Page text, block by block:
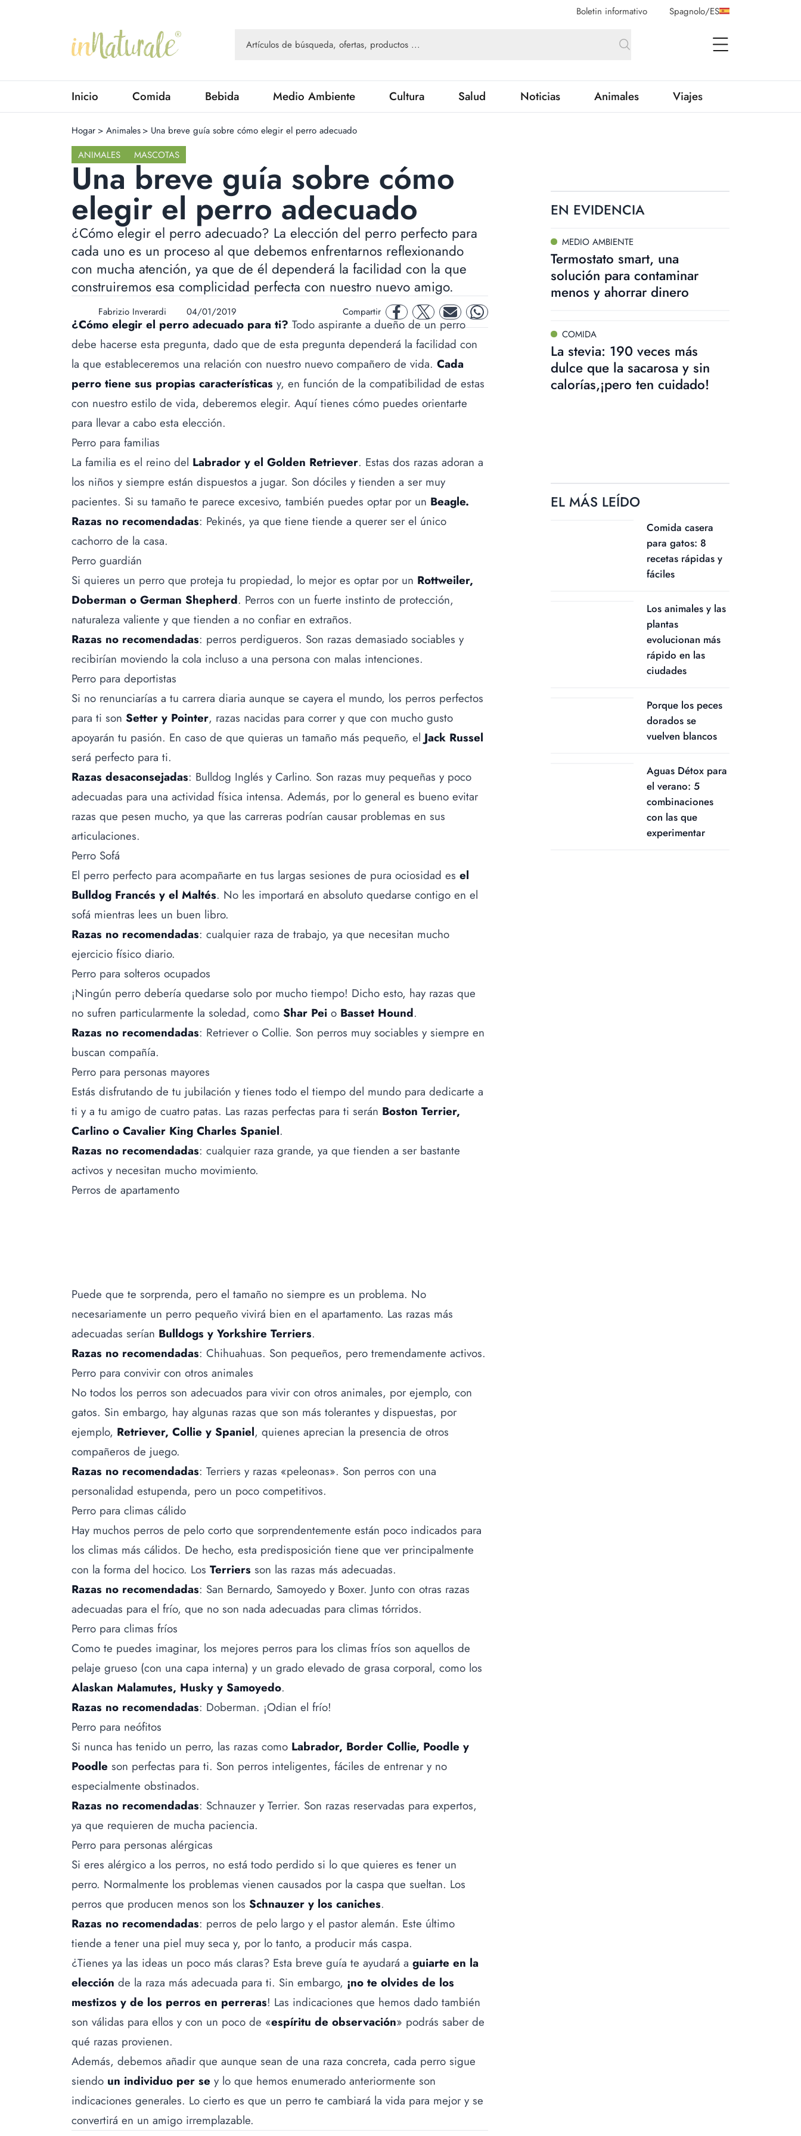
Boletin informativo Spagnolo/ES
open Menu
Inicio Comida Bebida Medio Ambiente Cultura Salud Noticias Animales Viajes
Hogar > Animales > Una breve guía sobre cómo elegir el perro adecuado
ANIMALES
MASCOTAS
Una breve guía sobre cómo
elegir el perro adecuado
¿Cómo elegir el perro adecuado? La elección del perro perfecto para
cada uno es un proceso al que debemos enfrentarnos reflexionando
con mucha atención, ya que de él dependerá la facilidad con la que
construiremos esa complicidad perfecta con nuestro nuevo amigo.
Fabrizio Inverardi 04/01/2019 Compartir facebooktwitter mail whatsapp
¿Cómo elegir el perro adecuado para ti?Todo aspirante a dueño de un perro
debe hacerse esta pregunta, dado que de esta pregunta dependerá la facilidad con
la que estableceremos una relación con nuestro nuevo compañero de vida. Cada
perro tiene sus propias características y, en función de la compatibilidad de estas
con nuestro estilo de vida, deberemos elegir. Aquí tienes cómo puedes orientarte
para llevar a cabo esta elección.
Perro para familias
La familia es el reino del Labrador y el Golden Retriever. Estas dos razas adoran a
los niños y siempre están dispuestos a jugar. Son dóciles y tienden a ser muy
pacientes. Si su tamaño te parece excesivo, también puedes optar por un Beagle.
Razas no recomendadas: Pekinés, ya que tiene tiende a querer ser el único
cachorro de la casa.
Perro guardián
Si quieres un perro que proteja tu propiedad, lo mejor es optar por un Rottweiler,
Doberman o German Shepherd. Perros con un fuerte instinto de protección,
naturaleza valiente y que tienden a no confiar en extraños.
Razas no recomendadas: perros perdigueros. Son razas demasiado sociables y
recibirían moviendo la cola incluso a una persona con malas intenciones.
Perro para deportistas
Si no renunciarías a tu carrera diaria aunque se cayera el mundo, los perros perfectos
para ti son Setter y Pointer, razas nacidas para correr y que con mucho gusto
apoyarán tu pasión. En caso de que quieras un tamaño más pequeño, el Jack Russel
será perfecto para ti.
Razas desaconsejadas: Bulldog Inglés y Carlino. Son razas muy pequeñas y poco
adecuadas para una actividad física intensa. Además, por lo general es bueno evitar
razas que pesen mucho, ya que las carreras podrían causar problemas en sus
articulaciones.
Perro Sofá
El perro perfecto para acompañarte en tus largas sesiones de pura ociosidad es el
Bulldog Francés y el Maltés. No les importará en absoluto quedarse contigo en el
sofá mientras lees un buen libro.
Razas no recomendadas: cualquier raza de trabajo, ya que necesitan mucho
ejercicio físico diario.
Perro para solteros ocupados
¡Ningún perro debería quedarse solo por mucho tiempo! Dicho esto, hay razas que
no sufren particularmente la soledad, como Shar Pei o Basset Hound.
Razas no recomendadas: Retriever o Collie. Son perros muy sociables y siempre en
buscan compañía.
Perro para personas mayores
Estás disfrutando de tu jubilación y tienes todo el tiempo del mundo para dedicarte a
ti y a tu amigo de cuatro patas. Las razas perfectas para ti serán Boston Terrier,
Carlino o Cavalier King Charles Spaniel.
Razas no recomendadas: cualquier raza grande, ya que tienden a ser bastante
activos y necesitan mucho movimiento.
Perros de apartamento
Puede que te sorprenda, pero el tamaño no siempre es un problema. No
necesariamente un perro pequeño vivirá bien en el apartamento. Las razas más
adecuadas serían Bulldogs y Yorkshire Terriers.
Razas no recomendadas: Chihuahuas. Son pequeños, pero tremendamente activos.
Perro para convivir con otros animales
No todos los perros son adecuados para vivir con otros animales, por ejemplo, con
gatos. Sin embargo, hay algunas razas que son más tolerantes y dispuestas, por
ejemplo, Retriever, Collie y Spaniel, quienes aprecian la presencia de otros
compañeros de juego.
Razas no recomendadas: Terriers y razas «peleonas». Son perros con una
personalidad estupenda, pero un poco competitivos.
Perro para climas cálido
Hay muchos perros de pelo corto que sorprendentemente están poco indicados para
los climas más cálidos. De hecho, esta predisposición tiene que ver principalmente
con la forma del hocico. Los Terriers son las razas más adecuadas.
Razas no recomendadas: San Bernardo, Samoyedo y Boxer. Junto con otras razas
adecuadas para el frío, que no son nada adecuadas para climas tórridos.
Perro para climas fríos
Como te puedes imaginar, los mejores perros para los climas fríos son aquellos de
pelaje grueso (con una capa interna) y un grado elevado de grasa corporal, como los
Alaskan Malamutes, Husky y Samoyedo.
Razas no recomendadas: Doberman. ¡Odian el frío!
Perro para neófitos
Si nunca has tenido un perro, las razas como Labrador, Border Collie, Poodle y
Poodle son perfectas para ti. Son perros inteligentes, fáciles de entrenar y no
especialmente obstinados.
Razas no recomendadas: Schnauzer y Terrier. Son razas reservadas para expertos,
ya que requieren de mucha paciencia.
Perro para personas alérgicas
Si eres alérgico a los perros, no está todo perdido si lo que quieres es tener un
perro. Normalmente los problemas vienen causados ​​por la caspa que sueltan. Los
perros que producen menos son los Schnauzer y los caniches.
Razas no recomendadas: perros de pelo largo y el pastor alemán. Este último
tiende a tener una piel muy seca y, por lo tanto, a producir más caspa.
¿Tienes ya las ideas un poco más claras? Esta breve guía te ayudará a guiarte en la
elección de la raza más adecuada para ti. Sin embargo, ¡no te olvides de los
mestizos y de los perros en perreras! Las indicaciones que hemos dado también
son válidas para ellos y con un poco de «espíritu de observación» podrás saber de
qué razas provienen.
Además, debemos añadir que aunque sean de una raza concreta, cada perro sigue
siendo un individuo per se y lo que hemos enumerado anteriormente son
indicaciones generales. Lo cierto es que un perro te cambiará la vida para mejor y se
convertirá en un amigo irremplazable.
EN EVIDENCIA
MEDIO AMBIENTE
Termostato smart, una
solución para contaminar
menos y ahorrar dinero
COMIDA
La stevia: 190 veces más
dulce que la sacarosa y sin
calorías,¡pero ten cuidado!
EL MÁS LEÍDO
Comida casera
para gatos: 8
recetas rápidas y
fáciles
Los animales y las
plantas
evolucionan más
rápido en las
ciudades
Porque los peces
dorados se
vuelven blancos
Aguas Détox para
el verano: 5
combinaciones
con las que
experimentar